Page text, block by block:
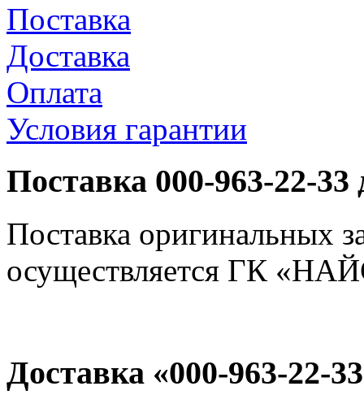
Поставка
Доставка
Оплата
Условия гарантии
Поставка 000-963-22-
Поставка оригинальных
осуществляется ГК
Доставка «000-963-22-